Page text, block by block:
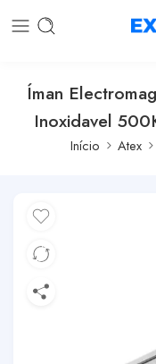
Íman
Inoxidavel
Início Atex